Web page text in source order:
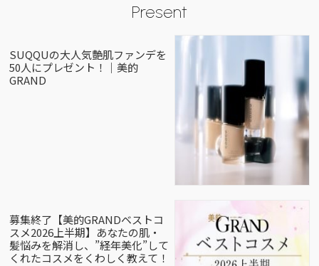
Present
SUQQUの大人気艶肌ファンデを
50人にプレゼント！｜美的
GRAND
募集終了【美的GRANDベストコ
スメ2026上半期】あなたの肌・
髪悩みを解消し、”経年美化”して
くれたコスメをくわしく教えて！